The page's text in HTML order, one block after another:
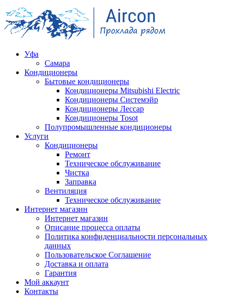
Уфа
Самара
Кондиционеры
Бытовые кондиционеры
Кондиционеры Mitsubishi Electric
Кондиционеры Системэйр
Кондиционеры Лессар
Кондиционеры Tosot
Полупромышленные кондиционеры
Услуги
Кондиционеры
Ремонт
Техническое обслуживание
Чистка
Заправка
Вентиляция
Техническое обслуживание
Интернет магазин
Интернет магазин
Описание процесса оплаты
Политика конфиденциальности персональных
данных
Пользовательское Соглашение
Доставка и оплата
Гарантия
Мой аккаунт
Контакты